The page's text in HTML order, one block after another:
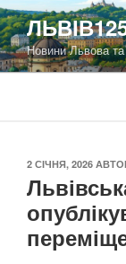
Перейти
до
вмістуНовини Львова
ОПУБЛІКОВАНО
2 СІЧНЯ, 2026